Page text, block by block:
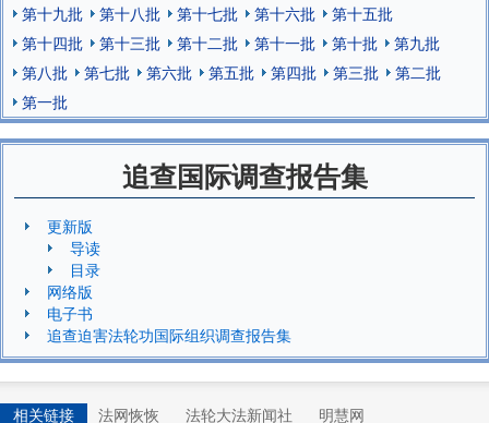
第十九批
第十八批 第十七批 第十六批
第十五批
第十四批
第十三批 第十二批 第十一批 第十批
第九批
第八批
第七批 第六批 第五批 第四批 第三批
第二批
第一批
追查国际调查报告集
更新版
导读
目录
网络版
电子书
追查迫害法轮功国际组织调查报告集
相关链接 法网恢恢 法轮大法新闻社 明慧网